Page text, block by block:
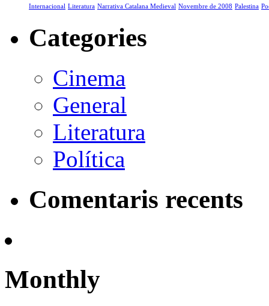
Internacional Literatura Narrativa Catalana Medieval Novembre de 2008 Palestina
Categories
Cinema
General
Literatura
Política
Comentaris recents
Monthly